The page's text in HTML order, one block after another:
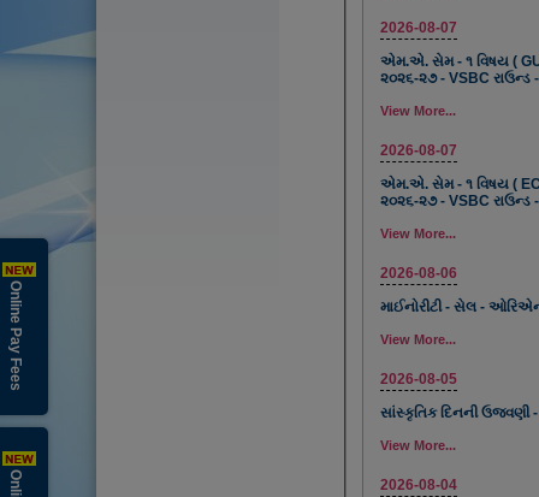
Online Pay Fees
2026-08-07
એમ.એ. સેમ - ૧ વિષય (
૨૦૨૬-૨૭ - VSBC રાઉન્ડ
View More...
2026-08-07
એમ.એ. સેમ - ૧ વિષય (
૨૦૨૬-૨૭ - VSBC રાઉન્ડ
View More...
2026-08-06
માઈનોરીટી - સેલ -
View More...
2026-08-05
સાંસ્કૃતિક દિનની ઉજવણી
View More...
2026-08-04